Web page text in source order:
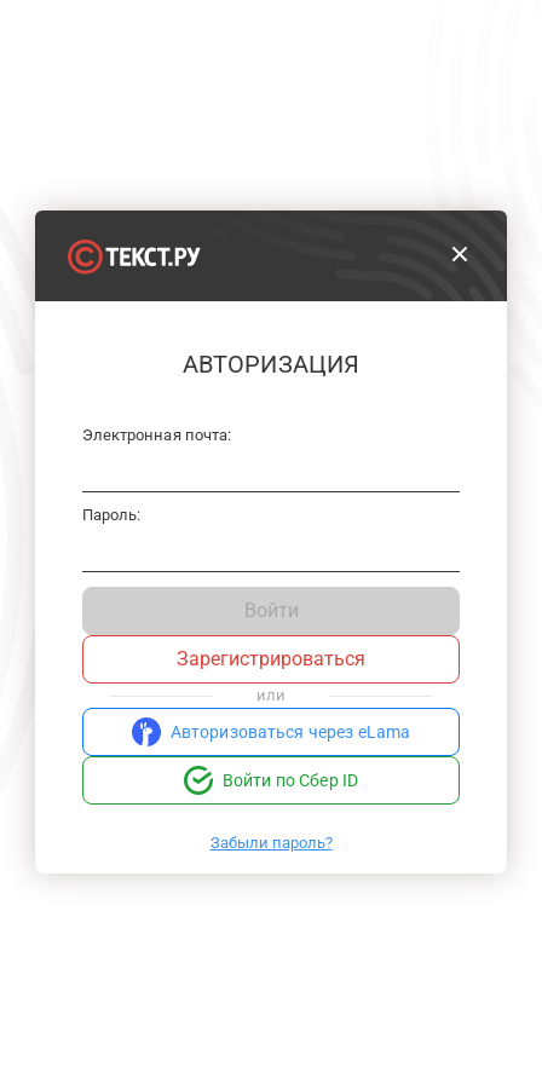
АВТОРИЗАЦИЯ
Электронная почта:
Пароль:
Войти
Зарегистрироваться
или
Авторизоваться через eLama
Войти по Сбер ID
Забыли пароль?